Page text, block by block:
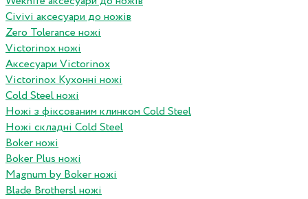
Civivi аксесуари до ножів
Zero Tolerance ножі
Victorinox ножі
Аксесуари Victorinox
Victorinox Кухонні ножі
Cold Steel ножі
Ножі з фіксованим клинком Cold Steel
Ножі складні Cold Steel
Boker ножі
Boker Plus ножі
Magnum by Boker ножі
Blade Brothersl ножі